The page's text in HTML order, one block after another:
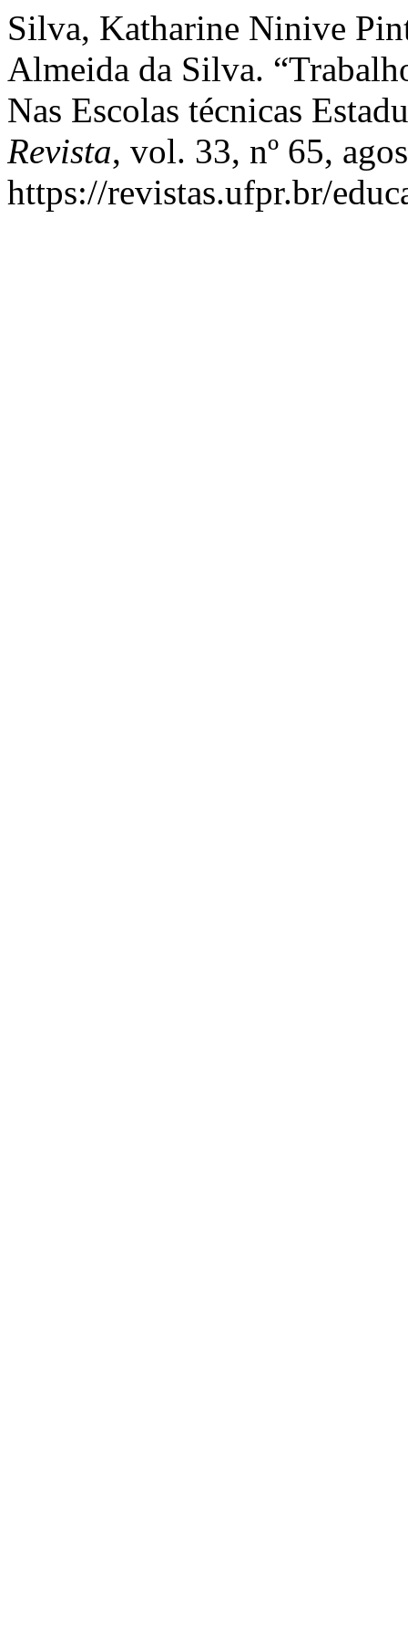
Silva, Katharine Ninive
Almeida da Silva.
Nas Escolas técnicas
Revista, vol. 33, nº 65,
https://revistas.ufpr.br/